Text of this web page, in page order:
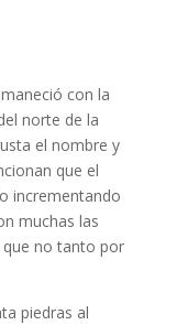
con la
norte de la
el nombre y
que el
incrementando
muchas las
que no tanto por
piedras al